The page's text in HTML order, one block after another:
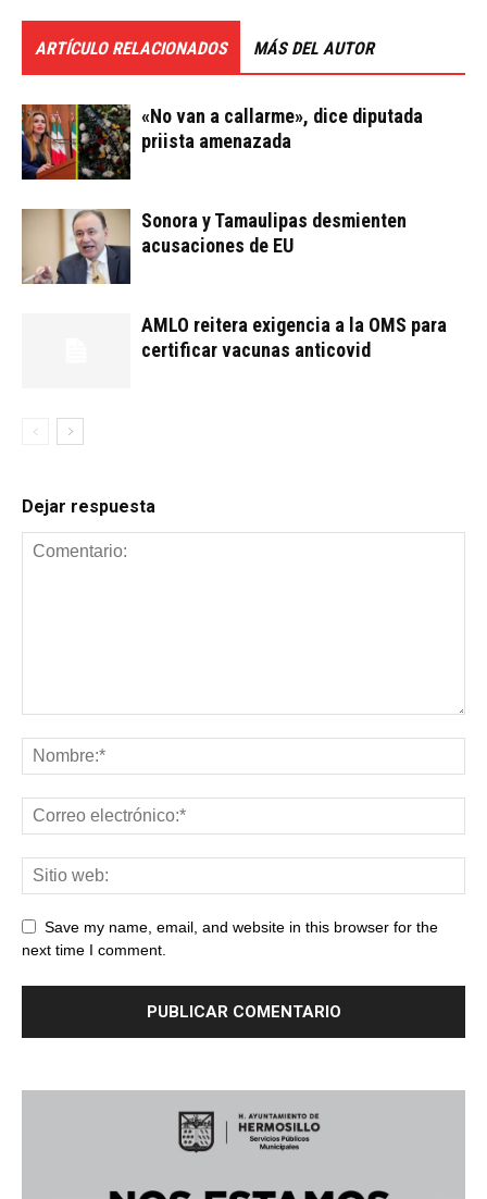
ARTÍCULO RELACIONADOS MÁS DEL AUTOR
«No van a callarme», dice diputada
priista amenazada
Sonora y Tamaulipas desmienten
acusaciones de EU
AMLO reitera exigencia a la OMS para
certificar vacunas anticovid
Dejar respuesta
Save my name, email, and website in this browser for the
next time I comment.